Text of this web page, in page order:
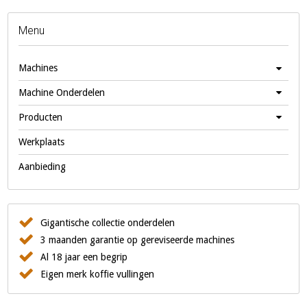
Menu
Machines
Machine Onderdelen
Producten
Werkplaats
Aanbieding
Gigantische collectie onderdelen
3 maanden garantie op gereviseerde machines
Al 18 jaar een begrip
Eigen merk koffie vullingen